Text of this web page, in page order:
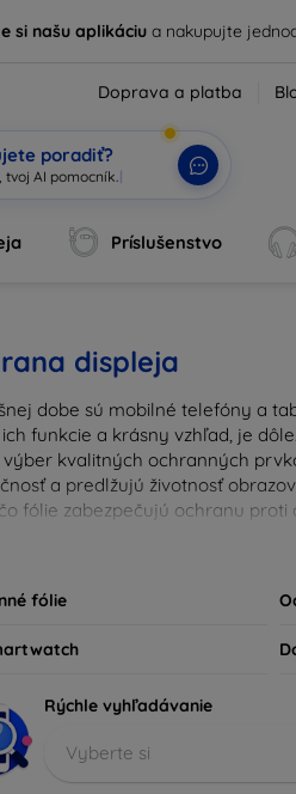
si našu aplikáciua nakupujte
Doprava a platba
poradiť?
Príslušenstvo
displeja
dobe sú mobilné telefóny a
funkcie a krásny vzhľad, je
kvalitných ochranných
a predlžujú životnosť
fólie zabezpečujú ochranu
kompatibilné s rôznymi
fólie
Rýchle vyhľadávanie
Vyberte si